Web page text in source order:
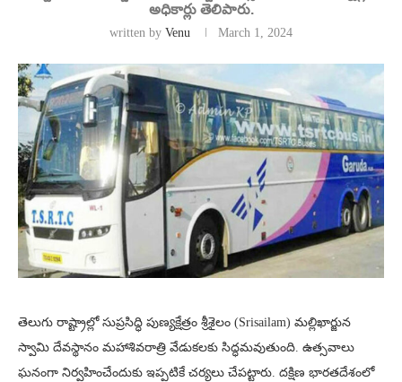
అధికార్లు తెలిపారు.
written by Venu March 1, 2024
తెలుగు రాష్ట్రాల్లో సుప్రసిద్ధి పుణ్యక్షేత్రం శ్రీశైలం (Srisailam) మల్లిఖార్జున
స్వామి దేవస్థానం మహాశివరాత్రి వేడుకలకు సిద్ధమవుతుంది. ఉత్సవాలు
ఘనంగా నిర్వహించేందుకు ఇప్పటికే చర్యలు చేపట్టారు. దక్షిణ భారతదేశంలో